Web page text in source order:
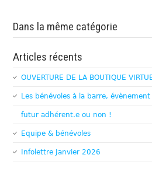
Dans la même catégorie
Articles récents
OUVERTURE DE LA BOUTIQUE
Les bénévoles à la barre,
futur adhérent.e ou non !
Equipe & bénévoles
Infolettre Janvier 2026